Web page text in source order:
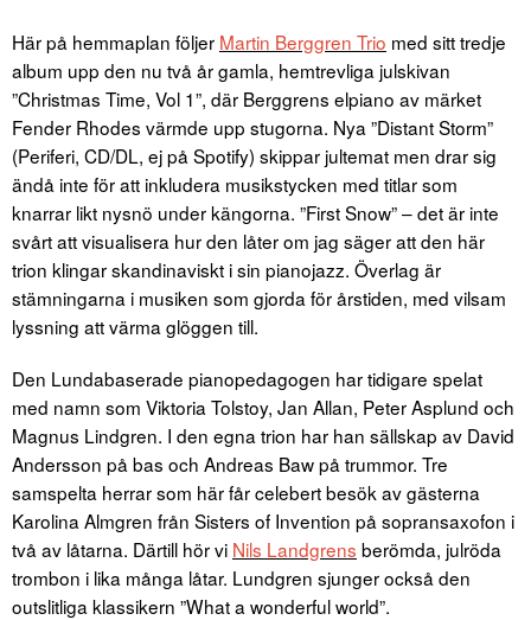
Här på hemmaplan följer Martin Berggren Trio med sitt tredje
album upp den nu två år gamla, hemtrevliga julskivan
”Christmas Time, Vol 1”, där Berggrens elpiano av märket
Fender Rhodes värmde upp stugorna. Nya ”Distant Storm”
(Periferi, CD/DL, ej på Spotify) skippar jultemat men drar sig
ändå inte för att inkludera musikstycken med titlar som
knarrar likt nysnö under kängorna. ”First Snow” – det är inte
svårt att visualisera hur den låter om jag säger att den här
trion klingar skandinaviskt i sin pianojazz. Överlag är
stämningarna i musiken som gjorda för årstiden, med vilsam
lyssning att värma glöggen till.
Den Lundabaserade pianopedagogen har tidigare spelat
med namn som Viktoria Tolstoy, Jan Allan, Peter Asplund och
Magnus Lindgren. I den egna trion har han sällskap av David
Andersson på bas och Andreas Baw på trummor. Tre
samspelta herrar som här får celebert besök av gästerna
Karolina Almgren från Sisters of Invention på sopransaxofon i
två av låtarna. Därtill hör vi Nils Landgrens berömda, julröda
trombon i lika många låtar. Lundgren sjunger också den
outslitliga klassikern ”What a wonderful world”.